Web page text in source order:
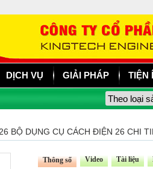
DỊCH VỤ GIẢI PHÁP TIỆN
BỘ DỤNG CỤ CÁCH ĐIỆN 26 CHI
Thông số Video Tài liệu